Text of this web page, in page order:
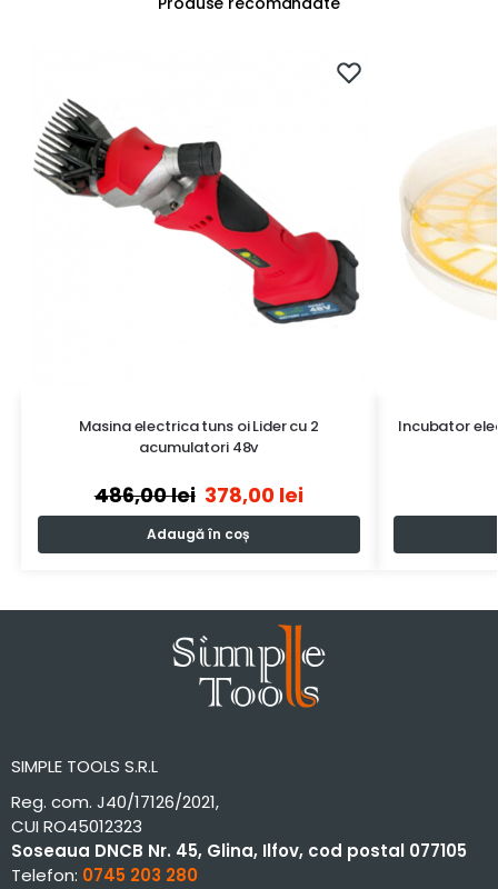
Masina electrica tuns oi Lider cu 2
acumulatori 48v
486,00lei 378,00 lei
Adaugă în coș
Incubator
SIMPLE TOOLS S.R.L
Reg. com. J40/17126/2021,
CUI RO45012323
Soseaua DNCB Nr. 45, Glina, Ilfov, cod postal 077105
Telefon: 0745 203 280